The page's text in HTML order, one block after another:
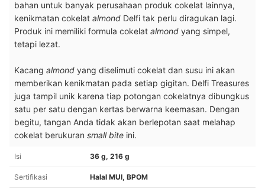
bahan untuk banyak perusahaan produk cokelat lainnya,
kenikmatan cokelat almond Delfi tak perlu diragukan lagi.
Produk ini memiliki formula cokelat almond yang simpel,
tetapi lezat.
Kacang almond yang diselimuti cokelat dan susu ini akan
memberikan kenikmatan pada setiap gigitan. Delfi Treasures
juga tampil unik karena tiap potongan cokelatnya dibungkus
satu per satu dengan kertas berwarna keemasan. Dengan
begitu, tangan Anda tidak akan berlepotan saat melahap
cokelat berukuran small bite ini.
Isi 36 g, 216 g
Sertifikasi Halal MUI, BPOM